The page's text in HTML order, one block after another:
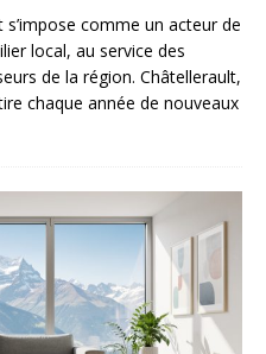
s’impose comme un acteur de
local, au service des
de la région. Châtellerault,
chaque année de nouveaux